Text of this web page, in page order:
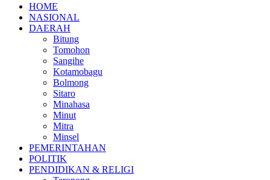
HOME
NASIONAL
DAERAH
Bitung
Tomohon
Sangihe
Kotamobagu
Bolmong
Sitaro
Minahasa
Minut
Mitra
Minsel
PEMERINTAHAN
POLITIK
PENDIDIKAN & RELIGI